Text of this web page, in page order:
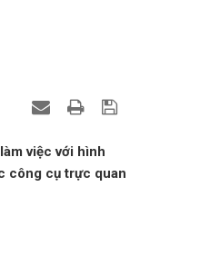
việc với hình
công cụ trực quan